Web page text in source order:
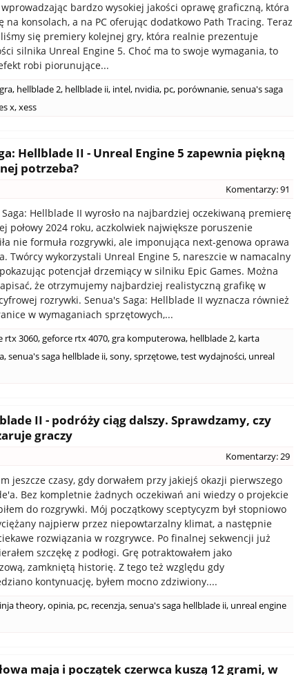
wprowadzając bardzo wysokiej jakości oprawę graficzną, która
na konsolach, a na PC oferując dodatkowo Path Tracing. Teraz
się premiery kolejnej gry, która realnie prezentuje
silnika Unreal Engine 5. Choć ma to swoje wymagania, to
robi piorunujące...
gra, hellblade 2, hellblade ii, intel, nvidia, pc, porównanie,senua's saga
x,xess
Hellblade II - Unreal Engine 5 zapewnia piękną
potrzeba?
Komentarzy: 91
Saga: Hellblade II wyrosło na najbardziej oczekiwaną premierę
połowy 2024 roku, aczkolwiek największe poruszenie
nie formuła rozgrywki, ale imponująca next-genowa oprawa
Twórcy wykorzystali Unreal Engine 5, nareszcie w namacalny
potencjał drzemiący w silniku Epic Games. Można
że otrzymujemy najbardziej realistyczną grafikę w
rozrywki. Senua's Saga: Hellblade II wyznacza również
w wymaganiach sprzętowych,...
rtx 3060,geforce rtx 4070,gra komputerowa, hellblade 2, karta
,senua's saga hellblade ii,sony,sprzętowe,test wydajności, unreal
II - podróży ciąg dalszy. Sprawdzamy, czy
graczy
Komentarzy: 29
jeszcze czasy, gdy dorwałem przy jakiejś okazji pierwszego
Bez kompletnie żadnych oczekiwań ani wiedzy o projekcie
do rozgrywki. Mój początkowy sceptycyzm był stopniowo
najpierw przez niepowtarzalny klimat, a następnie
rozwiązania w rozgrywce. Po finalnej sekwencji już
szczękę z podłogi. Grę potraktowałem jako
zamkniętą historię. Z tego też względu gdy
kontynuację, byłem mocno zdziwiony....
theory,opinia, pc, recenzja,senua's saga hellblade ii, unreal engine
maja i początek czerwca kuszą 12 grami, w